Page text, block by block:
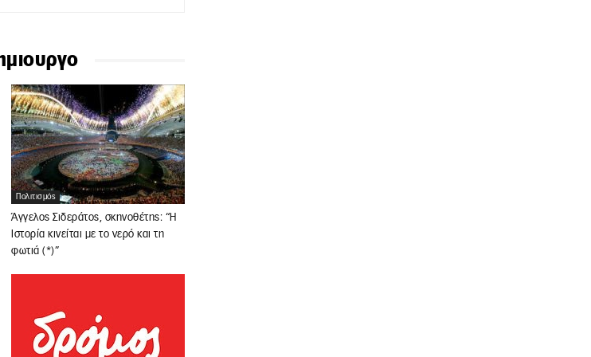
Πολιτισμός
Άγγελος Σιδεράτος, σκηνοθέτης: “Η
Ιστορία κινείται με το νερό και τη
φωτιά (*)”